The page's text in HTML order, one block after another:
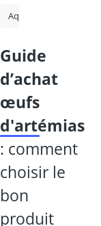
aquarium
guide
d’achat
œufs
d'artémias
: comment
choisir le
bon
produit